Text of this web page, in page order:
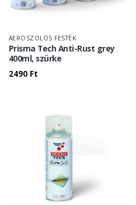
AEROSZOLOS FESTÉK
Prisma Tech Anti-Rust grey
400ml, szürke
2490 Ft